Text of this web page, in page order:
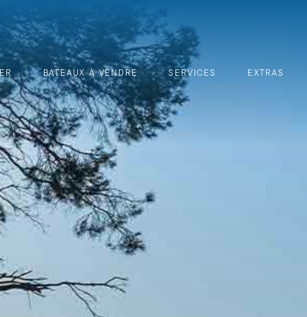
BATEAUX À VENDRE SERVICES EXTRAS